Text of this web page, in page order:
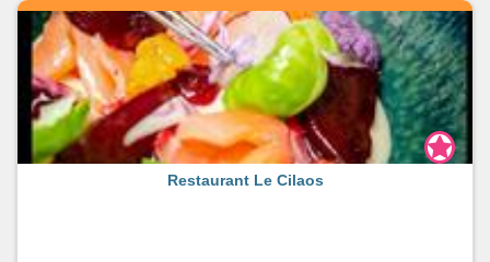
Restaurant Le Cilaos